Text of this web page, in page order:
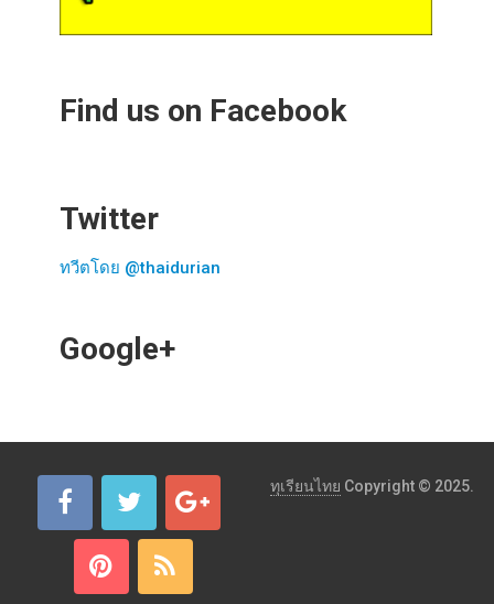
Find us on Facebook
Twitter
ทวีตโดย @thaidurian
Google+
ทุเรียนไทย Copyright © 2025.